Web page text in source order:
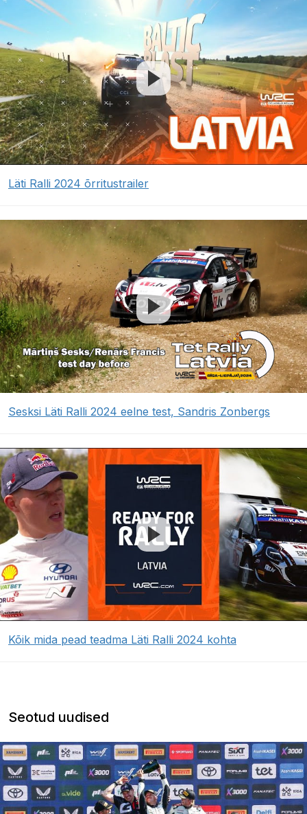
Läti Ralli 2024 õrritustrailer
Sesksi Läti Ralli 2024 eelne test, Sandris Zonbergs
Kõik mida pead teadma Läti Ralli 2024 kohta
Seotud uudised